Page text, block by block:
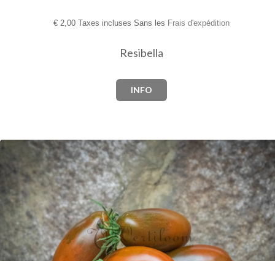
€2,00 Taxes incluses Sans les Frais d'expédition
Resibella
INFO